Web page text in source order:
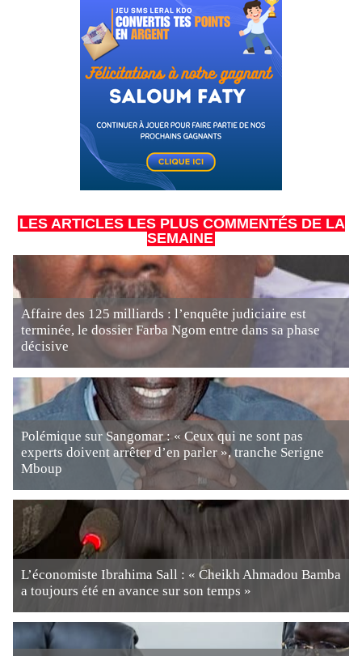
LES ARTICLES LES PLUS COMMENTÉS DE LA
SEMAINE
Affaire des 125 milliards : l’enquête judiciaire est
terminée, le dossier Farba Ngom entre dans sa phase
décisive
Polémique sur Sangomar : « Ceux qui ne sont pas
experts doivent arrêter d’en parler », tranche Serigne
Mboup
L’économiste Ibrahima Sall : « Cheikh Ahmadou Bamba
a toujours été en avance sur son temps »